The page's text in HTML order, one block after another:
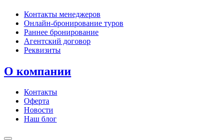
Контакты менеджеров
Онлайн‑бронирование туров
Раннее бронирование
Агентский договор
Реквизиты
О компании
Контакты
Оферта
Новости
Наш блог